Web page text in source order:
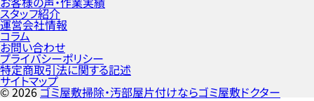
スタッフ紹介
運営会社情報
コラム
お問い合わせ
プライバシーポリシー
特定商取引法に関する記述
サイトマップ
©2026ゴミ屋敷掃除・汚部屋片付けならゴミ屋敷ドクター